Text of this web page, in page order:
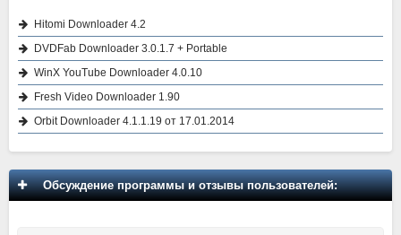
Hitomi Downloader 4.2
DVDFab Downloader 3.0.1.7 + Portable
WinX YouTube Downloader 4.0.10
Fresh Video Downloader 1.90
Orbit Downloader 4.1.1.19 от 17.01.2014
Обсуждение программы и отзывы пользователей: